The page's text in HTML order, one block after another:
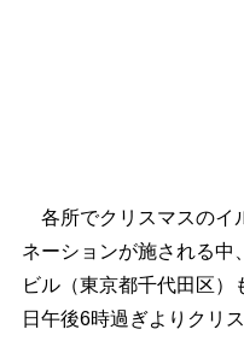
各所でクリスマスのイ
ネーションが施される中
ビル（東京都千代田区）
日午後6時過ぎよりクリ